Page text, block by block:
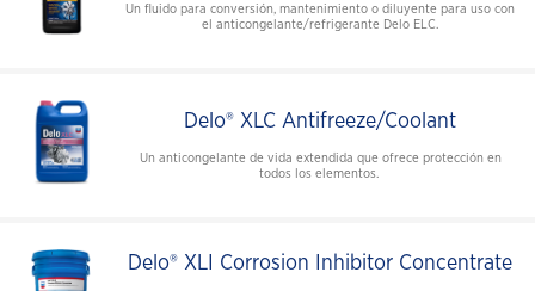
Un fluido para conversión, mantenimiento o diluyente para uso con
el anticongelante/refrigerante Delo ELC.
Delo® XLC Antifreeze/Coolant
Un anticongelante de vida extendida que ofrece protección en
todos los elementos.
Delo® XLI Corrosion Inhibitor Concentrate